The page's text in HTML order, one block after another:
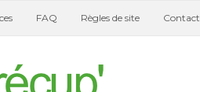
FAQ Règles de site Contact